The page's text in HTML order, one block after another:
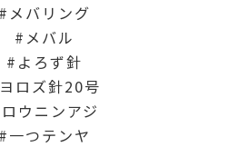
メバリング
メバル
よろず針
ヨロズ針20号
ロウニンアジ
一つテンヤ